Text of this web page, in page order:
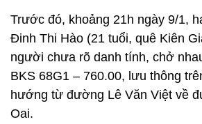
Trước đó, khoảng 21h ngày 9/1,
Đinh Thi Hào (21 tuổi, quê Kiên
người chưa rõ danh tính, chở
BKS 68G1 – 760.00, lưu thông
hướng từ đường Lê Văn Việt về
Oai.